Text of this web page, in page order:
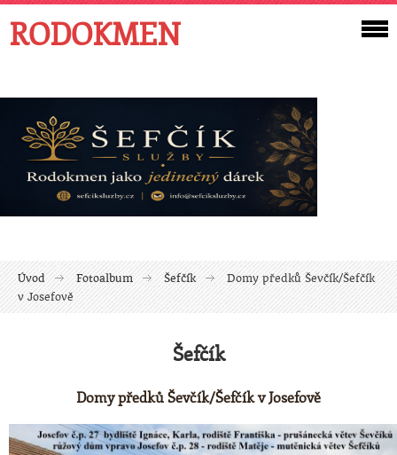
RODOKMEN
Úvod Fotoalbum Šefčík
Domy předků Ševčík/Šefčík
v Josefově
Šefčík
Domy předků Ševčík/Šefčík v Josefově